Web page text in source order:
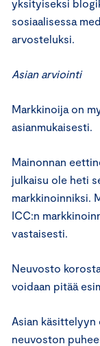
yksityiseksi
sosiaalisessa
arvosteluksi.
Asian arviointi
Markkinoija on
asianmukaisesti.
Mainonnan
julkaisu ole heti
markkinoinniksi.
ICC:n
vastaisesti.
Neuvosto
voidaan pitää
Asian käsittelyyn
neuvoston